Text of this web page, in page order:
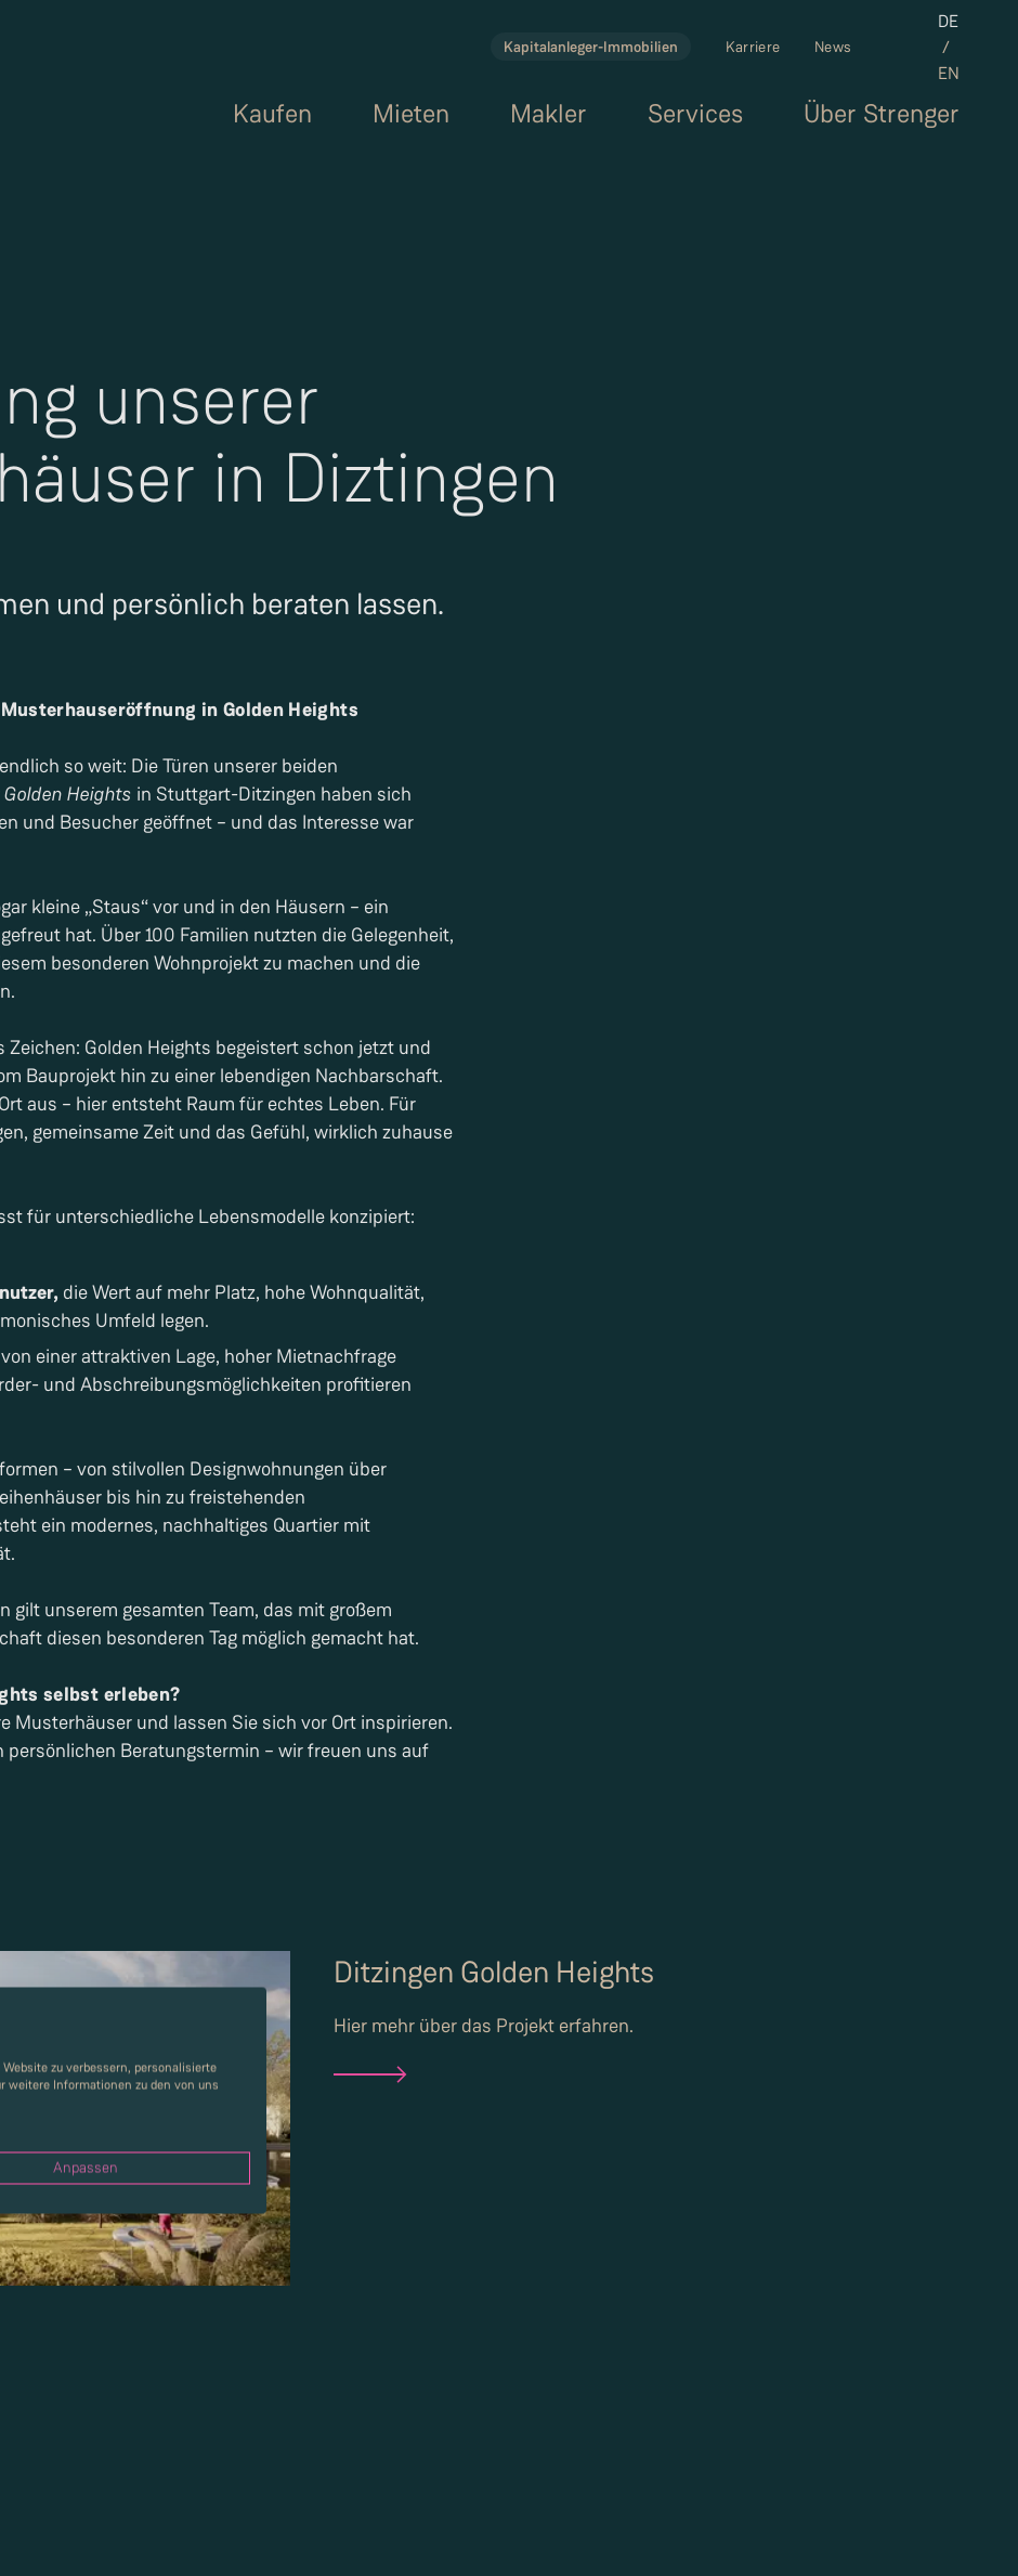
Kapitalanleger-Immobilien Karriere News
Set the
DE
/
EN
Kaufen Mieten Makler Services Über Strenger
unserer
in Diztingen
und persönlich beraten lassen.
in Golden Heights
so weit: Die Türen unserer beiden
Golden Heights in Stuttgart-Ditzingen haben sich
und Besucher geöffnet – und das Interesse war
kleine „Staus“ vor und in den Häusern – ein
hat. Über 100 Familien nutzten die Gelegenheit,
besonderen Wohnprojekt zu machen und die
Zeichen: Golden Heights begeistert schon jetzt und
Bauprojekt hin zu einer lebendigen Nachbarschaft.
aus – hier entsteht Raum für echtes Leben. Für
gemeinsame Zeit und das Gefühl, wirklich zuhause
für unterschiedliche Lebensmodelle konzipiert:
die Wert auf mehr Platz, hohe Wohnqualität,
Umfeld legen.
einer attraktiven Lage, hoher Mietnachfrage
und Abschreibungsmöglichkeiten profitieren
– von stilvollen Designwohnungen über
bis hin zu freistehenden
ein modernes, nachhaltiges Quartier mit
gilt unserem gesamten Team, das mit großem
diesen besonderen Tag möglich gemacht hat.
selbst erleben?
Musterhäuser und lassen Sie sich vor Ort inspirieren.
persönlichen Beratungstermin – wir freuen uns auf
Ditzingen Golden Heights
Hier mehr über das Projekt erfahren.
zu verbessern, personalisierte
weitere Informationen zu den von uns
Anpassen